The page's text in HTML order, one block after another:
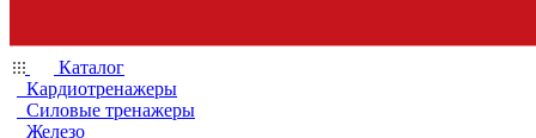
Каталог
Кардиотренажеры
Силовые тренажеры
Железо